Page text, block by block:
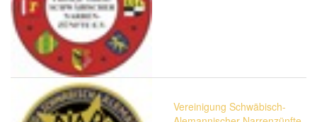
Vereinigung Schwäbisch-